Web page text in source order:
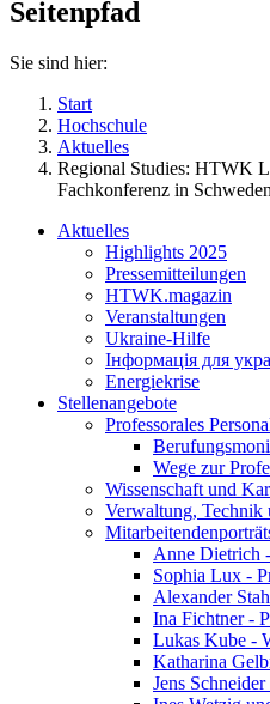
Seitenpfad
Sie sind hier:
Start
Hochschule
Aktuelles
Regional Studies: HTWK
Fachkonferenz in Schweden
Aktuelles
Highlights 2025
Pressemitteilungen
HTWK.magazin
Veranstaltungen
Ukraine-Hilfe
Інформація для
Energiekrise
Stellenangebote
Professorales
Wege zur
Wissenschaft und
Verwaltung, Technik
Anne Dietrich
Sophia Lux -
Alexander
Ina Fichtner -
Lukas Kube -
Katharina
Jens